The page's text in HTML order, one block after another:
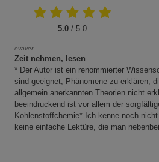
5.0 / 5.0
evaver
Zeit nehmen, lesen
* Der Autor ist ein renommierter
sind geeignet, Phänomene zu erklären,
allgemein anerkannten Theorien nicht
beeindruckend ist vor allem der
Kohlenstoffchemie* Ich kenne noch
keine einfache Lektüre, die man